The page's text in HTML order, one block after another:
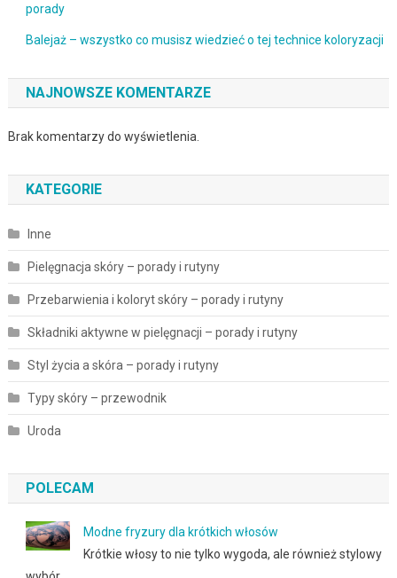
porady
Balejaż – wszystko co musisz wiedzieć o tej technice koloryzacji
NAJNOWSZE KOMENTARZE
Brak komentarzy do wyświetlenia.
KATEGORIE
Inne
Pielęgnacja skóry – porady i rutyny
Przebarwienia i koloryt skóry – porady i rutyny
Składniki aktywne w pielęgnacji – porady i rutyny
Styl życia a skóra – porady i rutyny
Typy skóry – przewodnik
Uroda
POLECAM
Modne fryzury dla krótkich włosów
Krótkie włosy to nie tylko wygoda, ale również stylowy